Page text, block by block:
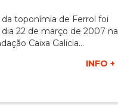
da toponímia de Ferrol foi
dia 22 de março de 2007 na
Caixa Galicia…
INFO +